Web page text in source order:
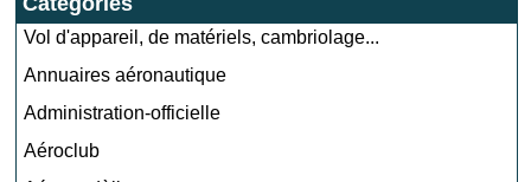
Vol d'appareil, de matériels, cambriolage...
Annuaires aéronautique
Administration-officielle
Aéroclub